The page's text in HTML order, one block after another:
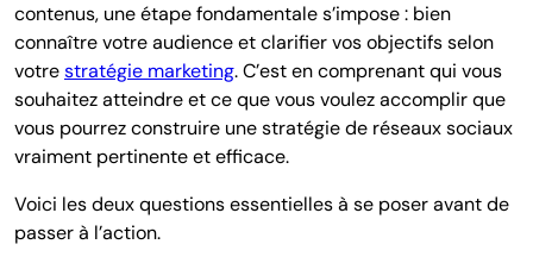
contenus, une étape fondamentale s’impose : bien
connaître votre audience et clarifier vos objectifs selon
votrestratégie marketing. C’est en comprenant qui vous
souhaitez atteindre et ce que vous voulez accomplir que
vous pourrez construire une stratégie de réseaux sociaux
vraiment pertinente et efficace.
Voici les deux questions essentielles à se poser avant de
passer à l’action.